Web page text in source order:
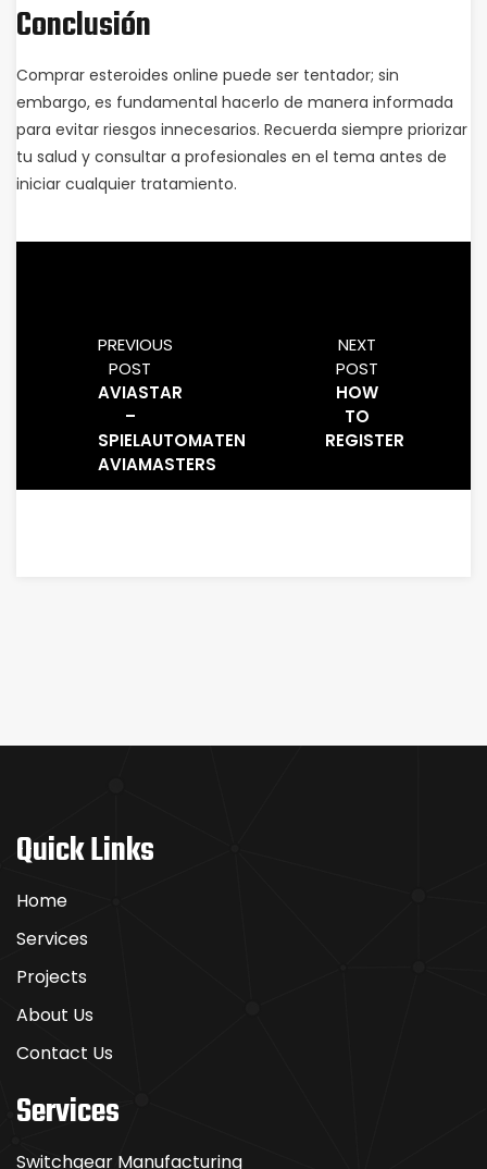
Conclusión
Comprar esteroides online puede ser tentador; sin
embargo, es fundamental hacerlo de manera informada
para evitar riesgos innecesarios. Recuerda siempre priorizar
tu salud y consultar a profesionales en el tema antes de
iniciar cualquier tratamiento.
PREVIOUS
POST
AVIASTAR
–
SPIELAUTOMATEN
AVIAMASTERS
NEXT
POST
HOW
TO
REGISTER
Quick Links
Home
Services
Projects
About Us
Contact Us
Services
Switchgear Manufacturing